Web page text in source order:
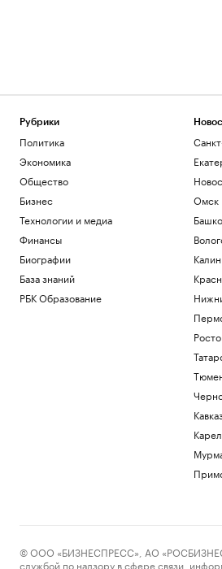
Рубрики
Политика
Экономика
Общество
Бизнес
Технологии и медиа
Финансы
Биографии
База знаний
РБК Образование
Омск
© ООО «БИЗНЕСПРЕСС», АО
службой по надзору в сфере связи,